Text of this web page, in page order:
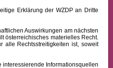
Erklärung der WZDP an Dritte
Auswirkungen am nächsten
österreichisches materielles Recht.
alle Rechtsstreitigkeiten ist, soweit
Informationsquellen